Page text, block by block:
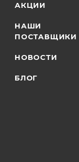
АКЦИИ
НАШИ
ПОСТАВЩИКИ
НОВОСТИ
БЛОГ